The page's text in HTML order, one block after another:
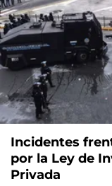
Incidentes
por la Ley de
Privada